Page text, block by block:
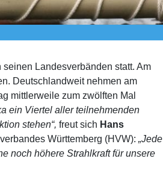
Landesverbänden statt. Am
Deutschlandweit nehmen am
mittlerweile zum zwölften Mal
ein Viertel aller teilnehmenden
stehen“, freut sich Hans
Württemberg (HVW): „Jede
noch höhere Strahlkraft für unsere